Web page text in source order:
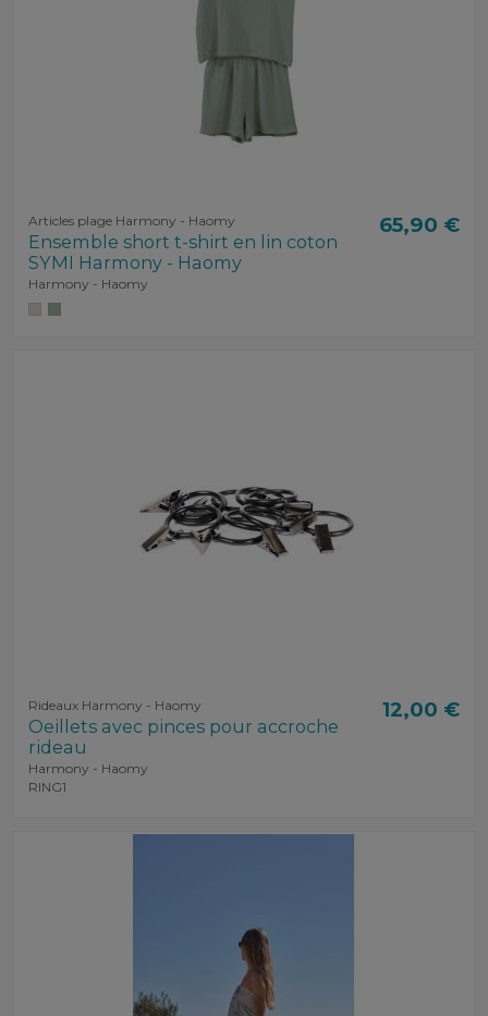
Articles plage Harmony - Haomy
Ensemble short t-shirt en lin coton
SYMI Harmony - Haomy
Harmony - Haomy
65,90 €
Rideaux Harmony - Haomy
Oeillets avec pinces pour accroche
rideau
Harmony - Haomy
RING1
12,00 €